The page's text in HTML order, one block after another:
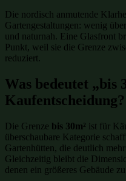
Die nordisch anmutende
Gartengestaltungen: wenig
und naturnah. Eine Glasfront
Punkt, weil sie die Grenze
reduziert.
Was bedeutet „bis
Kaufentscheidung?
Die Grenze bis 30m² ist für
überschaubare Kategorie
Gartenhütten, die deutlich
Gleichzeitig bleibt die
denen ein größeres Gebäude